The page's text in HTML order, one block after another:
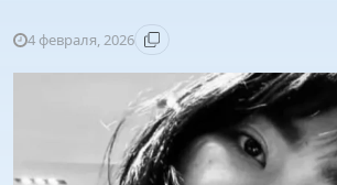
4 февраля, 2026